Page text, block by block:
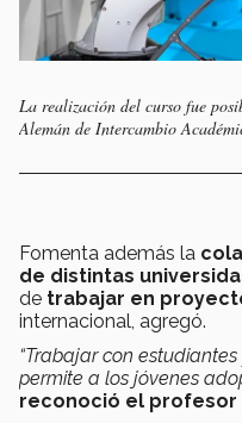
La realización del curso fue
Alemán de Intercambio
Fomenta además la
de distintas
de trabajar en
internacional, agregó.
“Trabajar con
permite a los jóvenes
reconoció el profesor